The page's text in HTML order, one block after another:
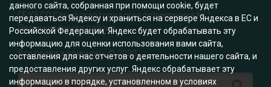
ГБУЗ СО Самарская городская поликлиника № 1
Промышленного района
Все права защищены. © 2020
данного сайта, собранная при помощи cookie, будет
передаваться Яндексу и храниться на сервере Яндекса в ЕС и
Российской Федерации. Яндекс будет обрабатывать эту
информацию для оценки использования вами сайта,
составления для нас отчетов о деятельности нашего сайта, и
предоставления других услуг. Яндекс обрабатывает эту
информацию в порядке, установленном в условиях